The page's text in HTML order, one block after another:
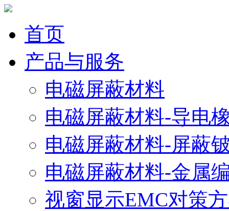
首页
产品与服务
电磁屏蔽材料
电磁屏蔽材料-导电
电磁屏蔽材料-屏蔽
电磁屏蔽材料-金属
视窗显示EMC对策